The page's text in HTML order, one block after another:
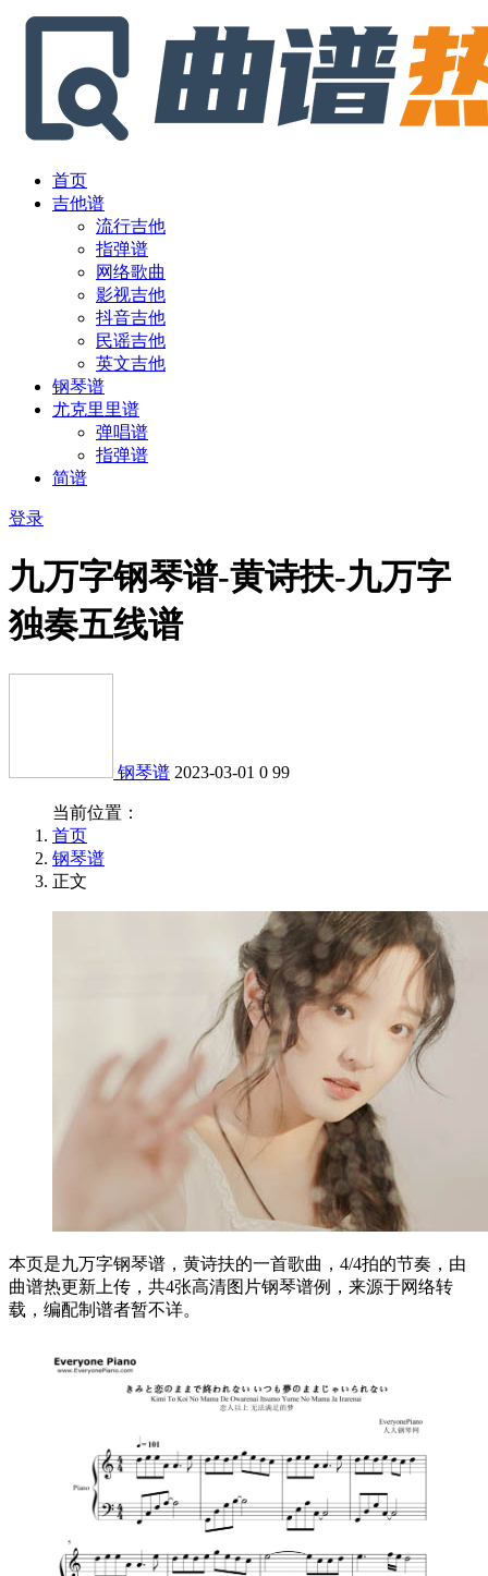
首页
吉他谱
流行吉他
指弹谱
网络歌曲
影视吉他
抖音吉他
民谣吉他
英文吉他
钢琴谱
尤克里里谱
弹唱谱
指弹谱
简谱
登录
九万字钢琴谱-黄诗扶-九万字
独奏五线谱
钢琴谱 2023-03-01 0 99
当前位置：
首页
钢琴谱
正文
本页是九万字钢琴谱，黄诗扶的一首歌曲，4/4拍的节奏，由
曲谱热更新上传，共4张高清图片钢琴谱例，来源于网络转
载，编配制谱者暂不详。